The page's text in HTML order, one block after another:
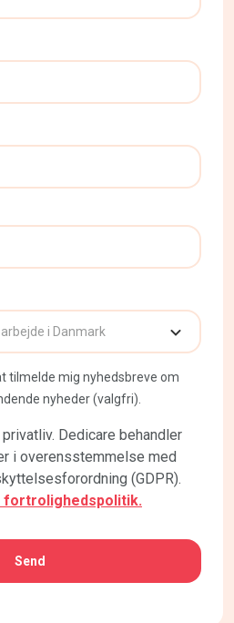
tilmelde mig nyhedsbreve om
nyheder (valgfri).
Dedicare behandler
i overensstemmelse med
(GDPR).